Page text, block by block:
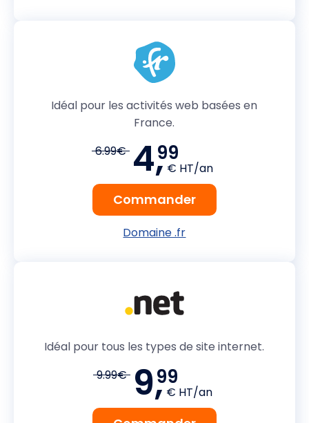
Idéal pour les activités web basées en
France.
6.99€ 4,99
€ HT/an
Commander
Domaine .fr
Idéal pour tous les types de site internet.
9.99€ 9,99
€ HT/an